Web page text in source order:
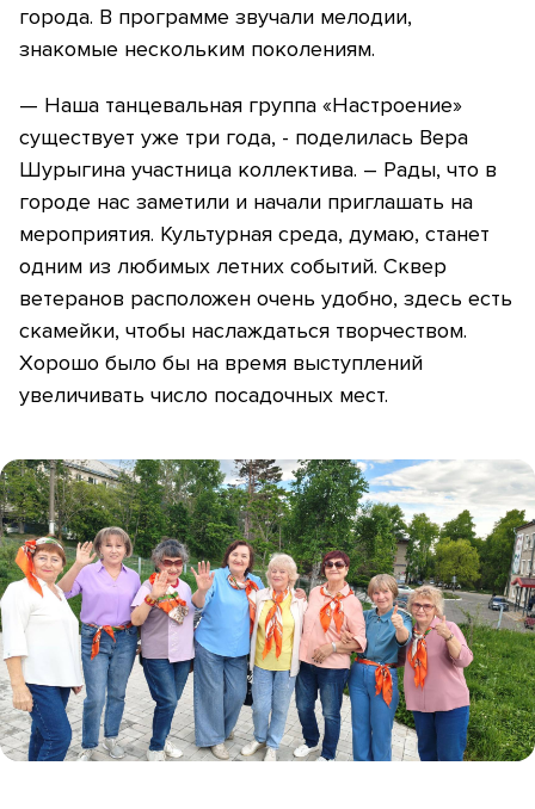
города. В программе звучали мелодии,
знакомые нескольким поколениям.
— Наша танцевальная группа «Настроение»
существует уже три года, - поделилась Вера
Шурыгина участница коллектива. – Рады, что в
городе нас заметили и начали приглашать на
мероприятия. Культурная среда, думаю, станет
одним из любимых летних событий. Сквер
ветеранов расположен очень удобно, здесь есть
скамейки, чтобы наслаждаться творчеством.
Хорошо было бы на время выступлений
увеличивать число посадочных мест.